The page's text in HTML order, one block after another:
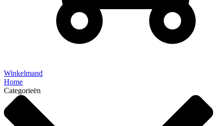
Winkelmand
Home
Categorieën